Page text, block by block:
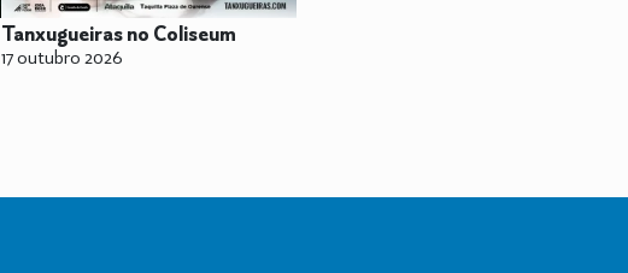
Tanxugueiras no Coliseum
17 outubro 2026